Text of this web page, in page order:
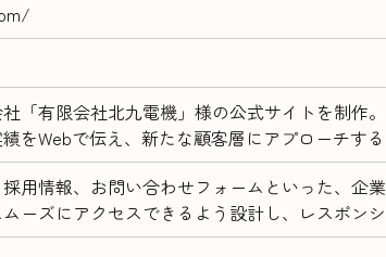
「有限会社北九電機」様の公式サイトを制作。
をWebで伝え、新たな顧客層にアプローチす
用情報、お問い合わせフォームといった、企
ーズにアクセスできるよう設計し、レスポン